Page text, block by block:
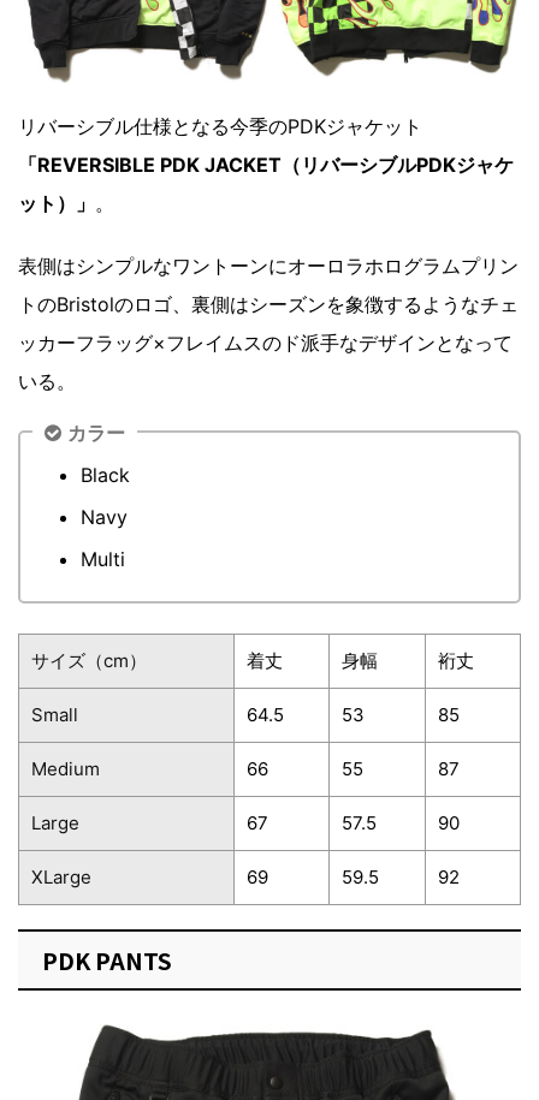
リバーシブル仕様となる今季のPDKジャケット
「REVERSIBLE PDK JACKET（リバーシブルPDKジャケ
ット）」 。
表側はシンプルなワントーンにオーロラホログラムプリン
トのBristolのロゴ、裏側はシーズンを象徴するようなチェ
ッカーフラッグ×フレイムスのド派手なデザインとなって
いる。
カラー
Black
Navy
Multi
サイズ（cm） 着丈 身幅 裄丈
Small 64.5 53 85
Medium 66 55 87
Large 67 57.5 90
XLarge 69 59.5 92
PDK PANTS